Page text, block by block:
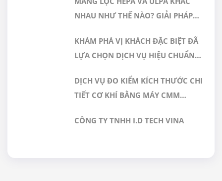
NHAU NHƯ THẾ NÀO? GIẢI PHÁP
DƯỢC PHẨM
KHÁM PHÁ VỊ KHÁCH ĐẶC BIỆT ĐÃ
LỰA CHỌN DỊCH VỤ HIỆU CHUẨN
DỊCH VỤ ĐO KIỂM KÍCH THƯỚC CHI
TIẾT CƠ KHÍ BẰNG MÁY CMM
VIỆT NAM
CÔNG TY TNHH I.D TECH VINA